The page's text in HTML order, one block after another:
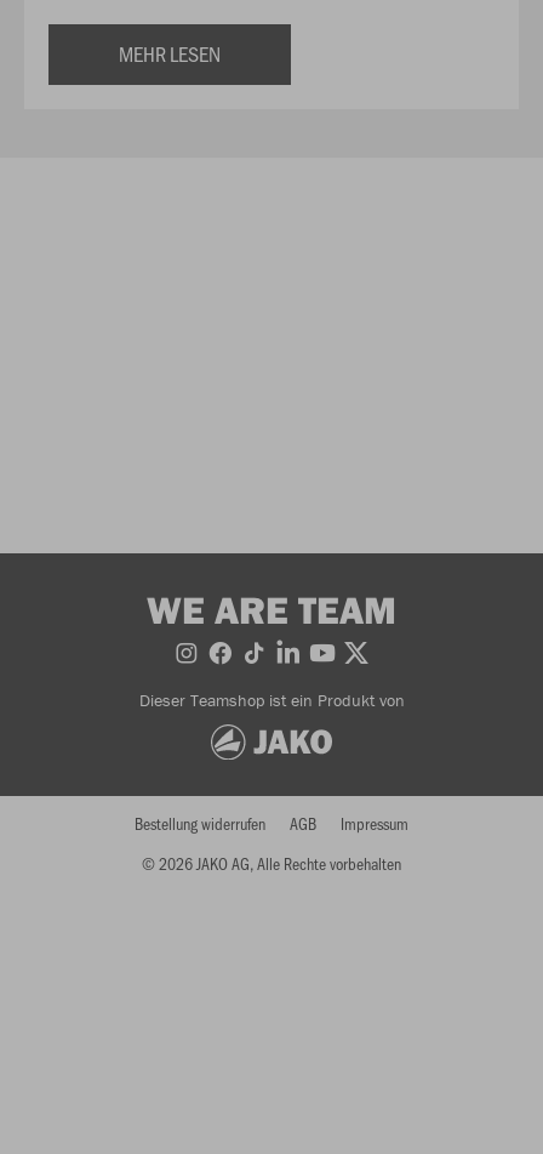
MEHR LESEN
WE ARE TEAM
Dieser Teamshop ist ein Produkt von
© 2026 JAKO AG, Alle Rechte vorbehalten
Bestellung widerrufen AGB Impressum